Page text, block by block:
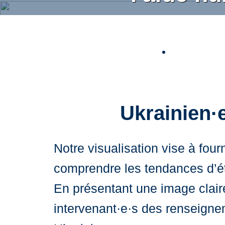
Notre visualisation vise à
comprendre les tendances
En présentant une image
intervenant·e·s des